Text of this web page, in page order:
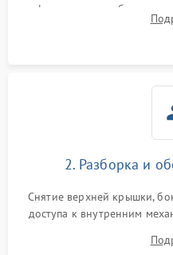
фильтра,
неисправностях (не сушит,
2. Разборка и
Снятие верхней крышки,
доступа к внутренним
Обеспечение свободного